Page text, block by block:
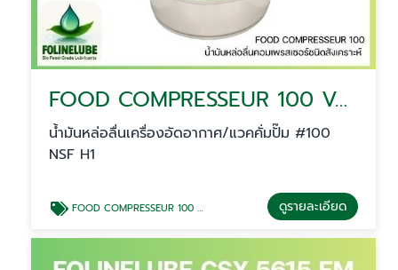
FOOD COMPRESSEUR 100 VACUUM PUMP 100
น้ำมันหล่อลื่นเครื่องอัดอากาศ/แวคคั่มปั๊ม #100
NSF H1
FOOD COMPRESSEUR 100 VACUUM PUMP 100 ดูรายละเอียด